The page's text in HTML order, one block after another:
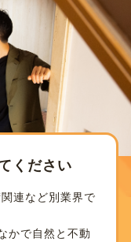
ください
連など別業界で
かで自然と不動